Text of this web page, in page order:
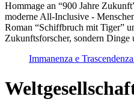
Hommage an “900 Jahre
moderne All-Inclusive -
Roman “Schiffbruch mit Tiger”
Zukunftsforscher, sondern Dinge
Immanenza e